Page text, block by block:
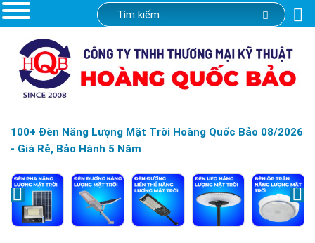
100+ Đèn Năng Lượng Mặt Trời Hoàng Quốc Bảo 08/2026
- Giá Rẻ, Bảo Hành 5 Năm